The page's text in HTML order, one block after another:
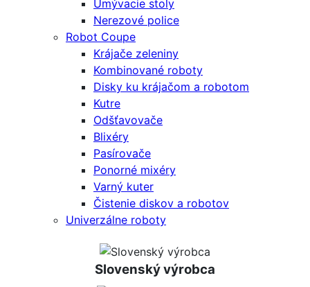
Umývacie stoly
Nerezové police
Robot Coupe
Krájače zeleniny
Kombinované roboty
Disky ku krájačom a robotom
Kutre
Odšťavovače
Blixéry
Pasírovače
Ponorné mixéry
Varný kuter
Čistenie diskov a robotov
Univerzálne roboty
Slovenský výrobca